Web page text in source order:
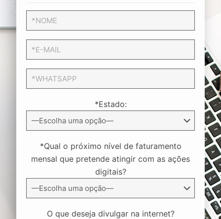
*Estado:
*Qual o próximo nível de faturamento
mensal que pretende atingir com as ações
digitais?
O que deseja divulgar na internet?